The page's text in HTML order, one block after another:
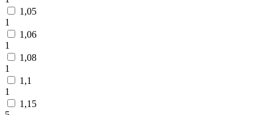
1,05
1
1,06
1
1,08
1
1,1
1
1,15